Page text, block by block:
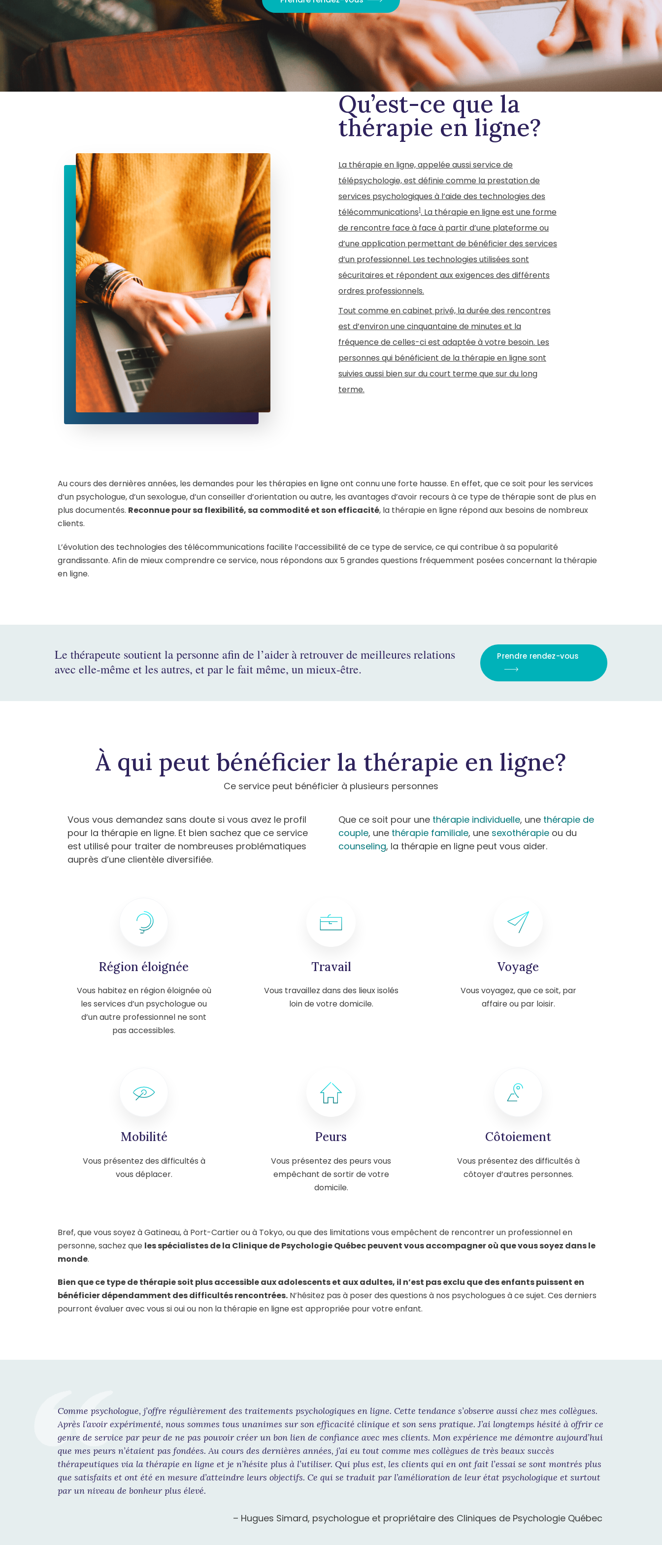
Qu’est-ce que la
thérapie en ligne?
La thérapie en ligne, appelée aussi service de
télépsychologie, est définie comme la prestation de
services psychologiques à l’aide des technologies des
télécommunications1. La thérapie en ligne est une forme
de rencontre face à face à partir d’une plateforme ou
d’une application permettant de bénéficier des services
d’un professionnel. Les technologies utilisées sont
sécuritaires et répondent aux exigences des différents
ordres professionnels.
Tout comme en cabinet privé, la durée des rencontres
est d’environ une cinquantaine de minutes et la
fréquence de celles-ci est adaptée à votre besoin. Les
personnes qui bénéficient de la thérapie en ligne sont
suivies aussi bien sur du court terme que sur du long
terme.
Au cours des dernières années, les demandes pour les thérapies en ligne ont connu une forte hausse. En effet, que ce soit pour les services
d’un psychologue, d’un sexologue, d’un conseiller d’orientation ou autre, les avantages d’avoir recours à ce type de thérapie sont de plus en
plus documentés. Reconnue pour sa flexibilité, sa commodité et son efficacité, la thérapie en ligne répond aux besoins de nombreux
clients.
L’évolution des technologies des télécommunications facilite l’accessibilité de ce type de service, ce qui contribue à sa popularité
grandissante. Afin de mieux comprendre ce service, nous répondons aux 5 grandes questions fréquemment posées concernant la thérapie
en ligne.
Le thérapeute soutient la personne afin de l’aider à retrouver de meilleures relations
avec elle-même et les autres, et par le fait même, un mieux-être.
Prendre rendez-vous
À qui peut bénéficier la thérapie en ligne?
Ce service peut bénéficier à plusieurs personnes
Vous vous demandez sans doute si vous avez le profil
pour la thérapie en ligne. Et bien sachez que ce service
est utilisé pour traiter de nombreuses problématiques
auprès d’une clientèle diversifiée.
Que ce soit pour une thérapie individuelle, une thérapie de
couple, une thérapie familiale, une sexothérapie ou du
counseling, la thérapie en ligne peut vous aider.
Région éloignée
Vous habitez en région éloignée où
les services d’un psychologue ou
d’un autre professionnel ne sont
pas accessibles.
Travail
Vous travaillez dans des lieux isolés
loin de votre domicile.
Voyage
Vous voyagez, que ce soit, par
affaire ou par loisir.
Mobilité
Vous présentez des difficultés à
vous déplacer.
Peurs
Vous présentez des peurs vous
empêchant de sortir de votre
domicile.
Côtoiement
Vous présentez des difficultés à
côtoyer d’autres personnes.
Bref, que vous soyez à Gatineau, à Port-Cartier ou à Tokyo, ou que des limitations vous empêchent de rencontrer un professionnel en
personne, sachez que les spécialistes de la Clinique de Psychologie Québec peuvent vous accompagner où que vous soyez dans le
monde.
Bien que ce type de thérapie soit plus accessible aux adolescents et aux adultes, il n’est pas exclu que des enfants puissent en
bénéficier dépendamment des difficultés rencontrées. N’hésitez pas à poser des questions à nos psychologues à ce sujet. Ces derniers
pourront évaluer avec vous si oui ou non la thérapie en ligne est appropriée pour votre enfant.
Comme psychologue, j’offre régulièrement des traitements psychologiques en ligne. Cette tendance s’observe aussi chez mes collègues.
Après l’avoir expérimenté, nous sommes tous unanimes sur son efficacité clinique et son sens pratique. J’ai longtemps hésité à offrir ce
genre de service par peur de ne pas pouvoir créer un bon lien de confiance avec mes clients. Mon expérience me démontre aujourd’hui
que mes peurs n’étaient pas fondées. Au cours des dernières années, j’ai eu tout comme mes collègues de très beaux succès
thérapeutiques via la thérapie en ligne et je n’hésite plus à l’utiliser. Qui plus est, les clients qui en ont fait l’essai se sont montrés plus
que satisfaits et ont été en mesure d’atteindre leurs objectifs. Ce qui se traduit par l’amélioration de leur état psychologique et surtout
par un niveau de bonheur plus élevé.
– Hugues Simard, psychologue et propriétaire des Cliniques de Psychologie Québec